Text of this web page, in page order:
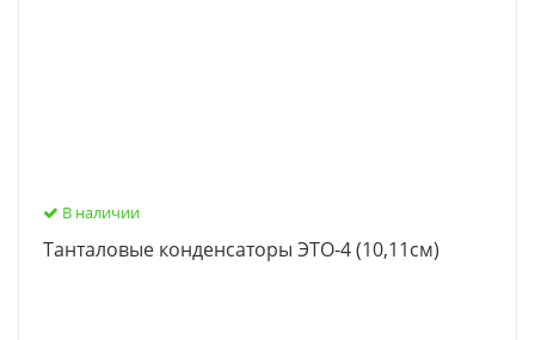
В наличии
Танталовые конденсаторы ЭТО-4 (10,11см)